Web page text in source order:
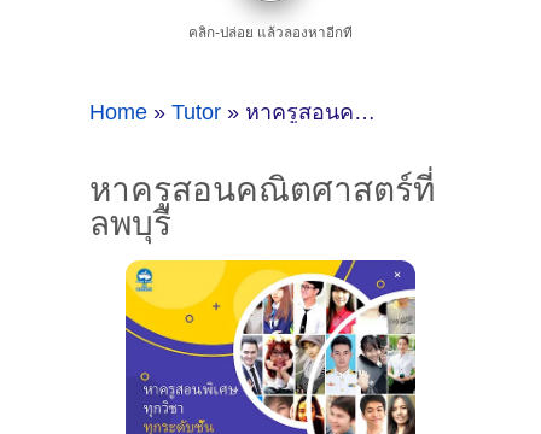
คลิก-ปล่อย แล้วลองหาอีกที
Home » Tutor » หาครูสอนคณิตศาสตร์ที่ลพบุรี
หาครูสอนคณิตศาสตร์ที่
ลพบุรี